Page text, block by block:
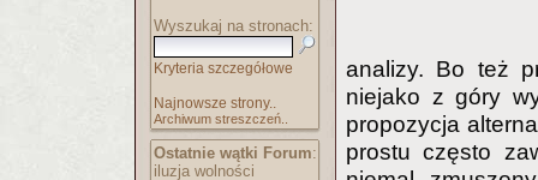
Wyszukaj na stronach:
Kryteria szczegółowe
Najnowsze strony..
Archiwum streszczeń..
Ostatnie wątki Forum:
iluzja wolności
analizy. Bo też
niejako z góry
propozycja
prostu często